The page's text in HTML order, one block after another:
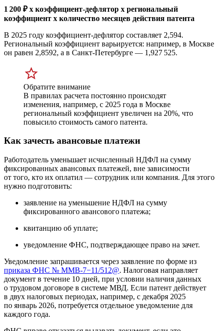
1 200 ₽ x коэффициент-дефлятор x региональный
коэффициент x количество месяцев действия патента
В 2025 году коэффициент-дефлятор составляет 2,594.
Региональный коэффициент варьируется: например, в Москве
он равен 2,8592, а в Санкт-Петербурге — 1,927 525.
Обратите внимание
В правилах расчета постоянно происходят
изменения, например, с 2025 года в Москве
региональный коэффициент увеличен на 20%, что
повысило стоимость самого патента.
Как зачесть авансовые платежи
Работодатель уменьшает исчисленный НДФЛ на сумму
фиксированных авансовых платежей, вне зависимости
от того, кто их оплатил — сотрудник или компания. Для этого
нужно подготовить:
заявление на уменьшение НДФЛ на сумму
фиксированного авансового платежа;
квитанцию об уплате;
уведомление ФНС, подтверждающее право на зачет.
Уведомление запрашивается через заявление по форме из
приказа ФНС № ММВ-7−11/512@. Налоговая направляет
документ в течение 10 дней, при условии наличия данных
о трудовом договоре в системе МВД. Если патент действует
в двух налоговых периодах, например, с декабря 2025
по январь 2026, потребуется отдельное уведомление для
каждого года.